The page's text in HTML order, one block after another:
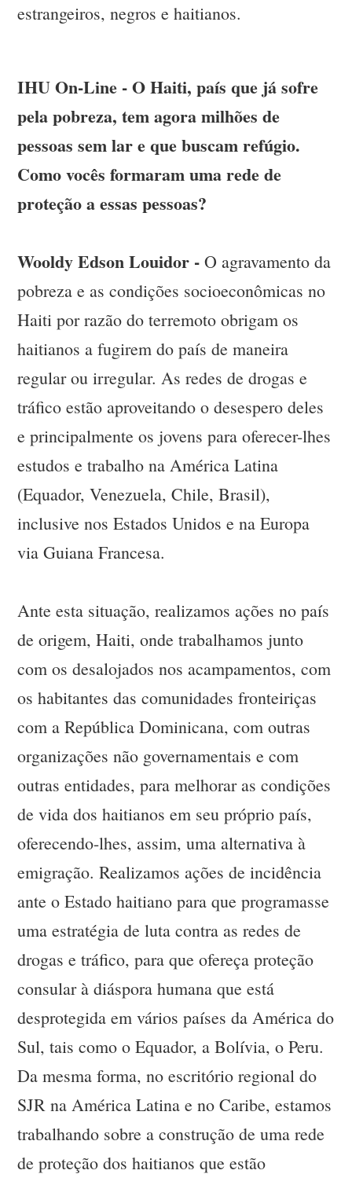
estrangeiros, negros e haitianos.
IHU On-Line - O Haiti, país que já sofre
pela pobreza, tem agora milhões de
pessoas sem lar e que buscam refúgio.
Como vocês formaram uma rede de
proteção a essas pessoas?
Wooldy Edson Louidor -O agravamento da
pobreza e as condições socioeconômicas no
Haiti por razão do terremoto obrigam os
haitianos a fugirem do país de maneira
regular ou irregular. As redes de drogas e
tráfico estão aproveitando o desespero deles
e principalmente os jovens para oferecer-lhes
estudos e trabalho na América Latina
(Equador, Venezuela, Chile, Brasil),
inclusive nos Estados Unidos e na Europa
via Guiana Francesa.
Ante esta situação, realizamos ações no país
de origem, Haiti, onde trabalhamos junto
com os desalojados nos acampamentos, com
os habitantes das comunidades fronteiriças
com a República Dominicana, com outras
organizações não governamentais e com
outras entidades, para melhorar as condições
de vida dos haitianos em seu próprio país,
oferecendo-lhes, assim, uma alternativa à
emigração. Realizamos ações de incidência
ante o Estado haitiano para que programasse
uma estratégia de luta contra as redes de
drogas e tráfico, para que ofereça proteção
consular à diáspora humana que está
desprotegida em vários países da América do
Sul, tais como o Equador, a Bolívia, o Peru.
Da mesma forma, no escritório regional do
SJR na América Latina e no Caribe, estamos
trabalhando sobre a construção de uma rede
de proteção dos haitianos que estão